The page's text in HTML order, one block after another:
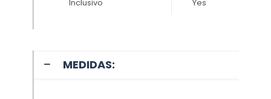
Inclusivo Yes
MEDIDAS: